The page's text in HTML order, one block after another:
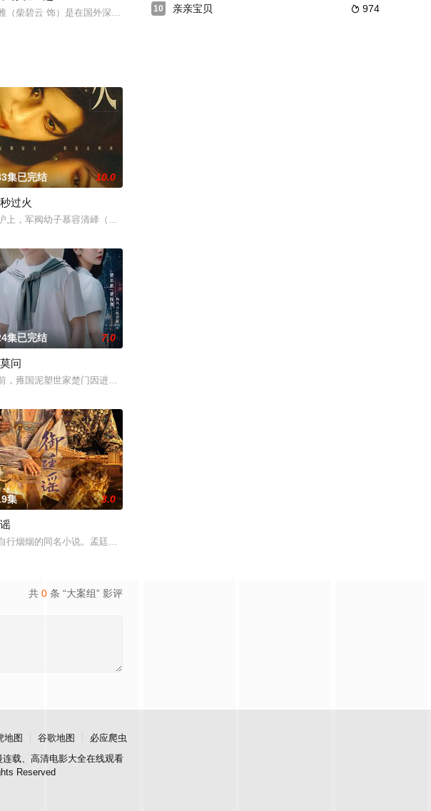
名追求自由的女性。在一场血腥刺杀事件
勤从军事学院研究生毕业，随即投入紧张的消防工作。新战士王兵由于其母亲
欲绝，黯然伤神衣带渐宽。父亲秦鼎天，长姐秦岚二人看在眼里急在心上，就在这多事之秋，政敌，
（柴碧云 饰）是在国外深造的高材生，完成学业之后，她千里迢迢回到国内，准备和一直异地恋的男
个夜晚，他脸颊微热，还听见自己加速
流于形式，假传指令要求真打实抗，虽引发哗然，却获赏识调任396旅一
业报国的故事。甲午战争后，国家蒙羞，张謇虽高中状元，却渴望寻求强国之路。他毅然弃政从商，
集已完结 10.0
过火
上，军阀幼子慕容清峄（张凌赫 饰）因被抱错而受尽养父虐待，少年出逃时被任素素（王楚然 饰）所
十弦，闖進他的店，頻繁購買威而鋼藥物
淮被掳走配“阴婚”。他与女探长穆英搭档，侦破阎王娶亲、五鬼运财、木
属性，请求老炮儿顾炎带自己用程序员身份卧底电诈集团以求查出未婚妻离奇死亡的真相。两人联手
集已完结 7.0
问
，雍国泥塑世家楚门因进贡的“十二生肖”离奇流血炸裂，惨遭满门流放，楚父以死鸣冤。楚家大小姐楚
破获数起重案要案的艰难过程。案件
名伶荣筱楠推向不死不休的对立绝境。而他们不知，对方正是自己苦寻多年的
化传媒有限公司
集 3.0
行烟烟的同名小说。孟廷辉，大平王朝有史以来个以女子进士科三元及第入翰林院的奇女子。十年前的
共 0 条 “大案组” 影评
10  974
亲亲宝贝
地图 谷歌地图
必应爬虫
载、高清电影大全在线观看
Reserved